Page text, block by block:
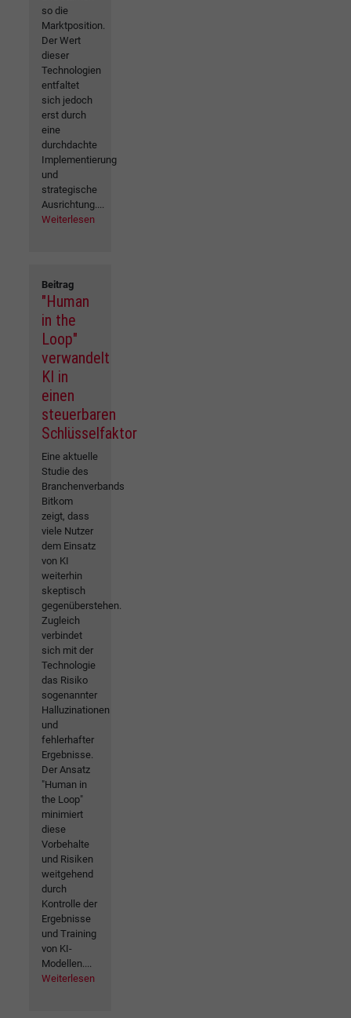
so die
Marktposition.
Der Wert
dieser
Technologien
entfaltet
sich jedoch
erst durch
eine
durchdachte
Implementierung
und
strategische
Ausrichtung....
Weiterlesen
Beitrag
"Human
in the
Loop"
verwandelt
KI in
einen
steuerbaren
Schlüsselfaktor
Eine aktuelle
Studie des
Branchenverbands
Bitkom
zeigt, dass
viele Nutzer
dem Einsatz
von KI
weiterhin
skeptisch
gegenüberstehen.
Zugleich
verbindet
sich mit der
Technologie
das Risiko
sogenannter
Halluzinationen
und
fehlerhafter
Ergebnisse.
Der Ansatz
"Human in
the Loop"
minimiert
diese
Vorbehalte
und Risiken
weitgehend
durch
Kontrolle der
Ergebnisse
und Training
von KI-
Modellen....
Weiterlesen